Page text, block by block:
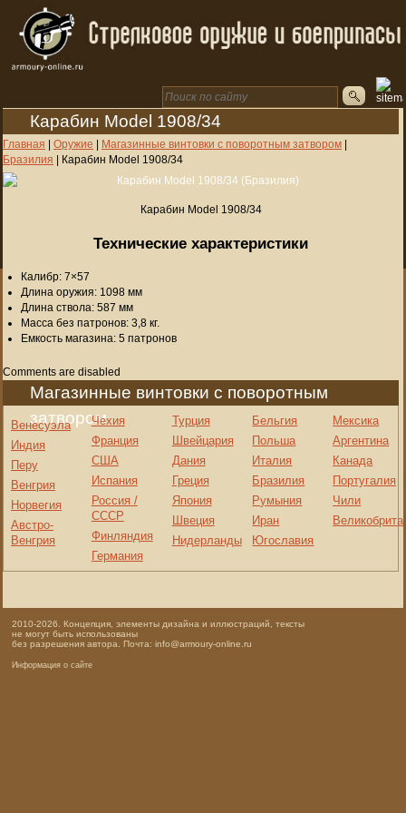
Карабин Model 1908/34
Главная | Оружие | Магазинные винтовки с поворотным затвором |
Бразилия | Карабин Model 1908/34
Карабин Model 1908/34
Технические характеристики
Калибр: 7×57
Длина оружия: 1098 мм
Длина ствола: 587 мм
Масса без патронов: 3,8 кг.
Емкость магазина: 5 патронов
Comments are disabled
Магазинные винтовки с поворотным
затвором
Венесуэла
Индия
Перу
Венгрия
Норвегия
Австро-
Венгрия
Чехия
Франция
США
Испания
Россия /
СССР
Финляндия
Германия
Турция
Швейцария
Дания
Греция
Япония
Швеция
Нидерланды
Бельгия
Польша
Италия
Бразилия
Румыния
Иран
Югославия
Мексика
Аргентина
Канада
Португалия
Чили
2010-2026. Концепция, элементы дизайна и иллюстраций, тексты
не могут быть использованы
без разрешения автора. Почта: info@armoury-online.ru
Информация о сайте